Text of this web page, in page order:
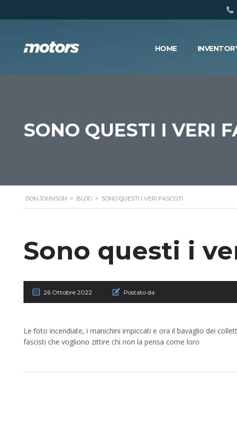
HOME
SONO QUESTI I VERI
DON JOHNSON > BLOG > SONO QUESTI I VERI FASCISTI
Sono questi i
26 Ottobre 2022 Postato da:
Le foto incendiate, i manichini impiccati e ora il bavaglio dei
fascisti che vogliono zittire chi non la pensa come loro